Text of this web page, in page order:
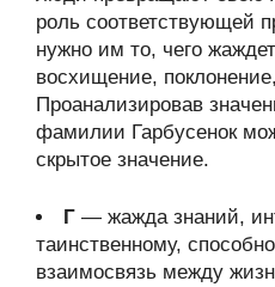
роль соответствующей
нужно им то, чего
восхищение,
Проанализировав
фамилии Гарбусенок
скрытое значение.
Г — жажда знаний,
таинственному,
взаимосвязь между